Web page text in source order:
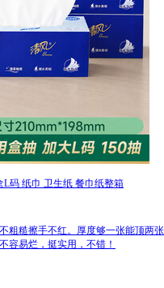
码 纸巾 卫生纸 餐巾纸整箱
粗糙擦手不红。厚度够一张能顶两
容易烂，挺实用，不错！